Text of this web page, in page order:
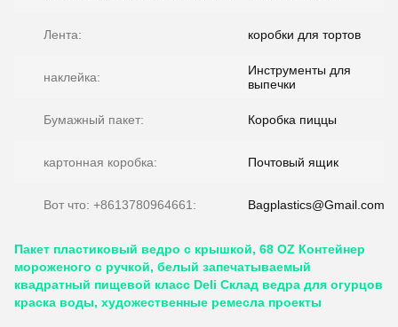
Лента: коробки для тортов
наклейка:
Инструменты для
выпечки
Бумажный пакет: Коробка пиццы
картонная коробка: Почтовый ящик
Вот что: +8613780964661: Bagplastics@Gmail.com
Пакет пластиковый ведро с крышкой, 68 OZ Контейнер
мороженого с ручкой, белый запечатываемый
квадратный пищевой класс Deli Склад ведра для огурцов
краска воды, художественные ремесла проекты